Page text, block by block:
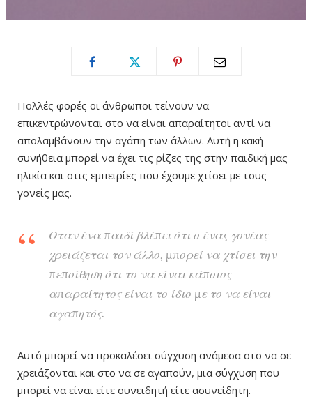
Πολλές φορές οι άνθρωποι τείνουν να
επικεντρώνονται στο να είναι απαραίτητοι αντί να
απολαμβάνουν την αγάπη των άλλων. Αυτή η κακή
συνήθεια μπορεί να έχει τις ρίζες της στην παιδική μας
ηλικία και στις εμπειρίες που έχουμε χτίσει με τους
γονείς μας.
Όταν ένα παιδί βλέπει ότι ο ένας γονέας
χρειάζεται τον άλλο, μπορεί να χτίσει την
πεποίθηση ότι το να είναι κάποιος
απαραίτητος είναι το ίδιο με το να είναι
αγαπητός.
Αυτό μπορεί να προκαλέσει σύγχυση ανάμεσα στο να σε
χρειάζονται και στο να σε αγαπούν, μια σύγχυση που
μπορεί να είναι είτε συνειδητή είτε ασυνείδητη.